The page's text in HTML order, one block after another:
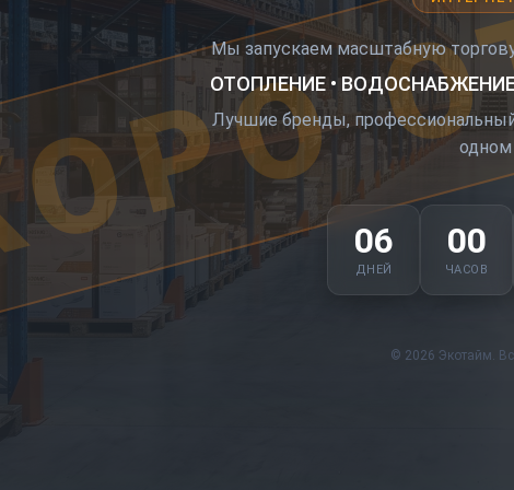
Мы запускаем масштабную
ОТОПЛЕНИЕ •
Лучшие бренды,
одном
06
ДНЕЙ
00
ЧАСОВ
© 2026 Экотайм.